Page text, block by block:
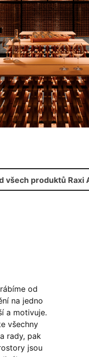
všech produktů Raxi
od
na jedno
a motivuje.
všechny
rady, pak
jsou